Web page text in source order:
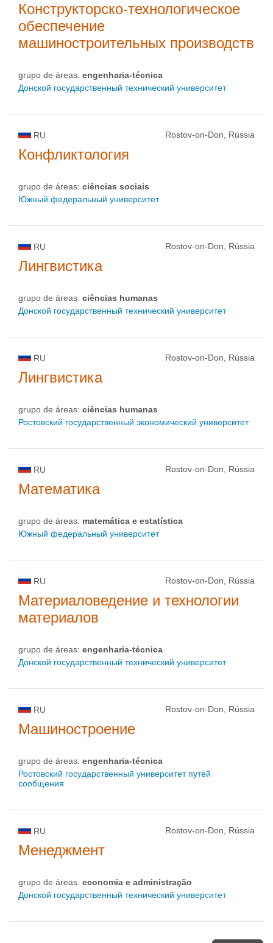
Конструкторско-технологическое
обеспечение
машиностроительных производств
grupo de áreas: engenharia-técnica
Донской государственный технический университет
RU Rostov-on-Don, Rússia
Конфликтология
grupo de áreas: ciências sociais
Южный федеральный университет
RU Rostov-on-Don, Rússia
Лингвистика
grupo de áreas: ciências humanas
Донской государственный технический университет
RU Rostov-on-Don, Rússia
Лингвистика
grupo de áreas: ciências humanas
Ростовский государственный экономический университет
RU Rostov-on-Don, Rússia
Математика
grupo de áreas: matemática e estatística
Южный федеральный университет
RU Rostov-on-Don, Rússia
Материаловедение и технологии
материалов
grupo de áreas: engenharia-técnica
Донской государственный технический университет
RU Rostov-on-Don, Rússia
Машиностроение
grupo de áreas: engenharia-técnica
Ростовский государственный университет путей
сообщения
RU Rostov-on-Don, Rússia
Менеджмент
grupo de áreas: economia e administração
Донской государственный технический университет